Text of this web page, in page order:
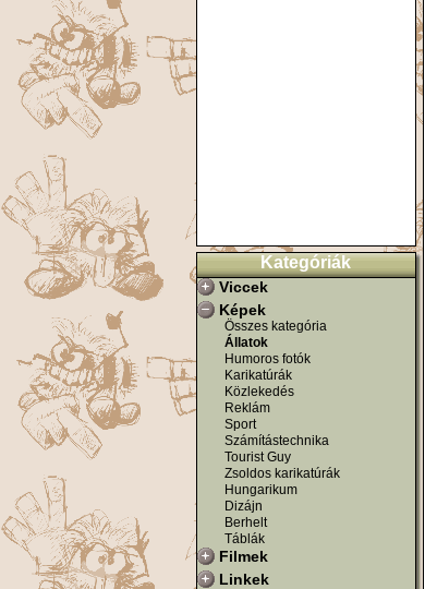
Kategóriák
Viccek
Képek
Összes kategória
Állatok
Humoros fotók
Karikatúrák
Közlekedés
Reklám
Sport
Számítástechnika
Tourist Guy
Zsoldos karikatúrák
Hungarikum
Dizájn
Berhelt
Táblák
Filmek
Linkek